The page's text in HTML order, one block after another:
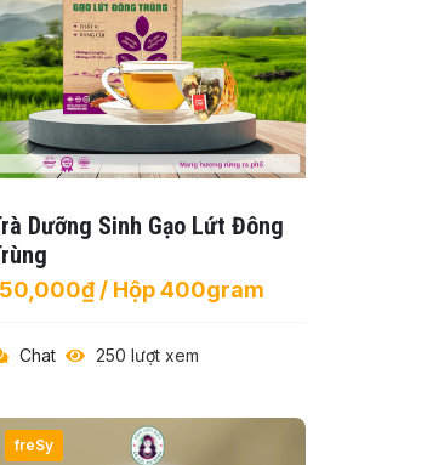
Dưỡng Sinh Gạo Lứt Đông
/ Hộp 400gram
Chat 250 lượt xem
freSy